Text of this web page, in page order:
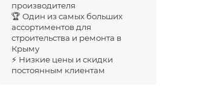
производителя
🏆 Один из самых больших
ассортиментов для
строительства и ремонта в
Крыму
⚡ Низкие цены и скидки
постоянным клиентам